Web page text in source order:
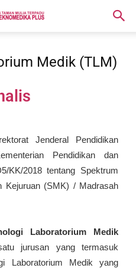
Medik (TLM)
Jenderal Pendidikan
Pendidikan dan
KK/2018 tentang Spektrum
Kejuruan (SMK) / Madrasah
Laboratorium Medik
jurusan yang termasuk
Laboratorium Medik yang